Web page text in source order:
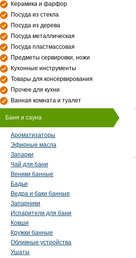
Керамика и фарфор
Посуда из стекла
Посуда из дерева
Посуда металлическая
Посуда пластмассовая
Предметы сервировки, ножи
Кухонные инструменты
Товары для консервирования
Прочее для кухни
Ванная комната и туалет
Баня и сауна
Ароматизаторы
Эфирные масла
Запарки
Чай для бани
Веники банные
Бадьи
Ведра и баки банные
Запарники
Испарители для бани
Ковши
Кружки банные
Обливные устройства
Ушаты